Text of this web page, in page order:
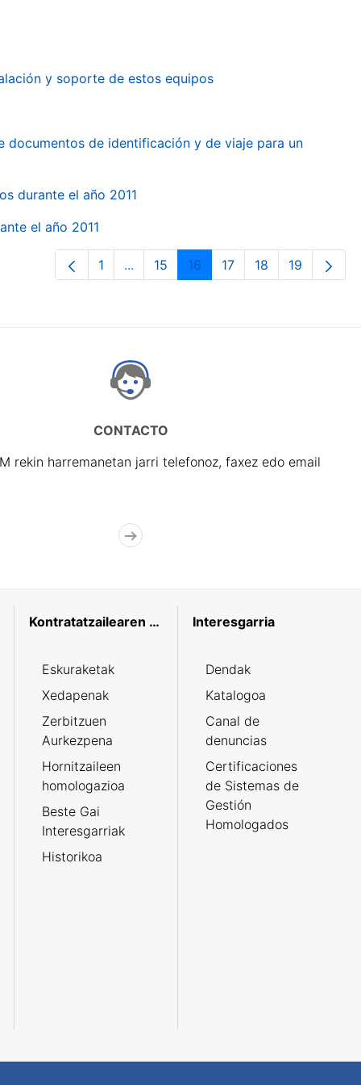
y soporte de estos equipos
de identificación y de viaje para un
durante el año 2011
el año 2011
Orrialdea
1 ...Intermediate Pages Use TAB to
Orrialdea
15 Orrialdea
16 Orrialdea
17 Orrialdea
18 Orrialdea
19
CONTACTO
rekin harremanetan jarri telefonoz, faxez edo email
Kontratatzailearen profila
Eskuraketak
Xedapenak
Zerbitzuen
Aurkezpena
Hornitzaileen
homologazioa
Beste Gai
Interesgarriak
Historikoa
Interesgarria
Dendak
Katalogoa
Canal de
denuncias
Certificaciones
de Sistemas de
Gestión
Homologados